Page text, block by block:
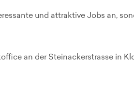
und attraktive Jobs an,
an der Steinackerstrasse in